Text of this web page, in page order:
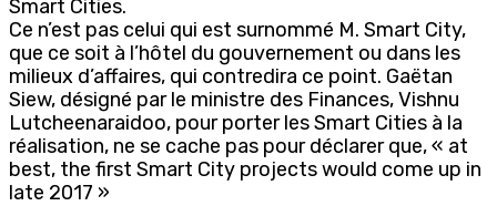
Smart Cities.
Ce n’est pas celui qui est surnommé M. Smart City,
que ce soit à l’hôtel du gouvernement ou dans les
milieux d’affaires, qui contredira ce point. Gaëtan
Siew, désigné par le ministre des Finances, Vishnu
Lutcheenaraidoo, pour porter les Smart Cities à la
réalisation, ne se cache pas pour déclarer que, « at
best, the first Smart City projects would come up in
late 2017 »